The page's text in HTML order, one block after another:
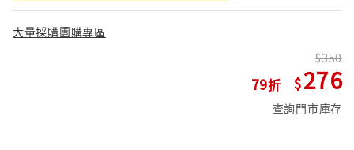
大量採購團購專區
79
350
276
查詢門市庫存